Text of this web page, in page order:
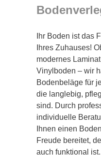
Ihr Boden ist das
Ihres Zuhauses!
modernes
Vinylboden – wir
Bodenbeläge für
die langlebig,
sind. Durch
individuelle
Ihnen einen
Freude bereitet,
auch funktional ist.